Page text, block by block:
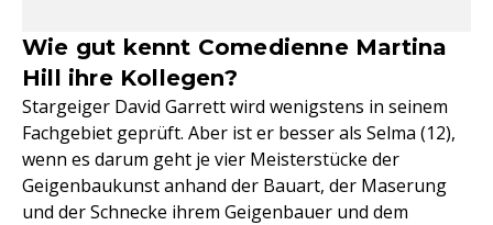
Wie gut kennt Comedienne Martina
Hill ihre Kollegen?
Stargeiger David Garrett wird wenigstens in seinem
Fachgebiet geprüft. Aber ist er besser als Selma (12),
wenn es darum geht je vier Meisterstücke der
Geigenbaukunst anhand der Bauart, der Maserung
und der Schnecke ihrem Geigenbauer und dem